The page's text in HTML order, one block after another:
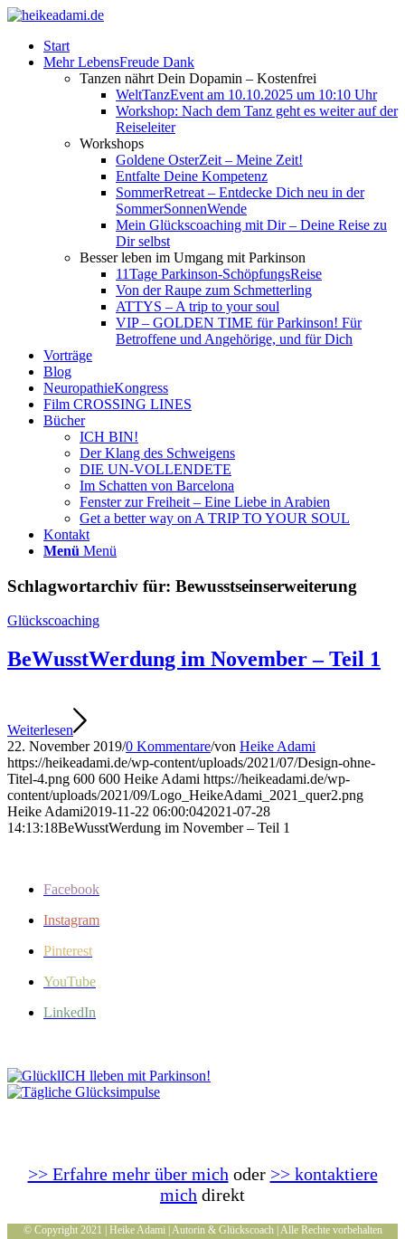
Start
Mehr LebensFreude Dank
Tanzen nährt Dein Dopamin – Kostenfrei
WeltTanzEvent am 10.10.2025 um 10:10 Uhr
Workshop: Nach dem Tanz geht es weiter auf der
Reiseleiter
Workshops
Goldene OsterZeit – Meine Zeit!
Entfalte Deine Kompetenz
SommerRetreat – Entdecke Dich neu in der
SommerSonnenWende
Mein Glückscoaching mit Dir – Deine Reise zu
Dir selbst
Besser leben im Umgang mit Parkinson
11Tage Parkinson-SchöpfungsReise
Von der Raupe zum Schmetterling
ATTYS – A trip to your soul
VIP – GOLDEN TIME für Parkinson! Für
Betroffene und Angehörige, und für Dich
Vorträge
Blog
NeuropathieKongress
Film CROSSING LINES
Bücher
ICH BIN!
Der Klang des Schweigens
DIE UN-VOLLENDETE
Im Schatten von Barcelona
Fenster zur Freiheit – Eine Liebe in Arabien
Get a better way on A TRIP TO YOUR SOUL
Kontakt
Menü Menü
Schlagwortarchiv für: Bewusstseinserweiterung
Glückscoaching
BeWusstWerdung im November – Teil 1
Weiterlesen
22. November 2019/0 Kommentare/von Heike Adami
https://heikeadami.de/wp-content/uploads/2021/07/Design-ohne-
Titel-4.png 600 600 Heike Adami https://heikeadami.de/wp-
content/uploads/2021/09/Logo_HeikeAdami_2021_quer2.png
Heike Adami2019-11-22 06:00:042021-07-28
14:13:18BeWusstWerdung im November – Teil 1
Facebook
Instagram
Pinterest
YouTube
LinkedIn
>> Erfahre mehr über mich oder >> kontaktiere
mich direkt
© Copyright 2021 | Heike Adami | Autorin & Glückscoach | Alle Rechte vorbehalten